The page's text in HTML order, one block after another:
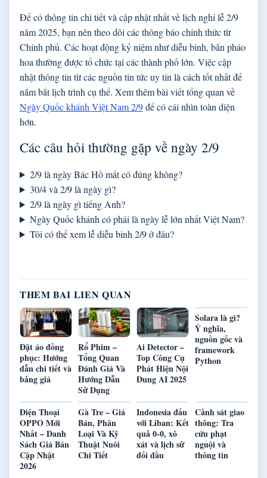
Để có thông tin chi tiết và cập nhật nhất về lịch nghỉ lễ 2/9
năm 2025, bạn nên theo dõi các thông báo chính thức từ
Chính phủ. Các hoạt động kỷ niệm như diễu binh, bắn pháo
hoa thường được tổ chức tại các thành phố lớn. Việc cập
nhật thông tin từ các nguồn tin tức uy tín là cách tốt nhất để
nắm bắt lịch trình cụ thể. Xem thêm bài viết tổng quan về
Ngày Quốc khánh Việt Nam 2/9để có cái nhìn toàn diện
hơn.
Các câu hỏi thường gặp về ngày 2/9
2/9 là ngày Bác Hồ mất có đúng không?
30/4 và 2/9 là ngày gì?
2/9 là ngày gì tiếng Anh?
Ngày Quốc khánh có phải là ngày lễ lớn nhất Việt Nam?
Tôi có thể xem lễ diễu binh 2/9 ở đâu?
THEM BAI LIEN QUAN
Đặt áo đồng
phục: Hướng
dẫn chi tiết và
bảng giá
Rổ Phim –
Tổng Quan
Đánh Giá Và
Hướng Dẫn
Sử Dụng
Ai Detector –
Top Công Cụ
Phát Hiện Nội
Dung AI 2025
Solara là gì?
Ý nghĩa,
nguồn gốc và
framework
Python
Điện Thoại
OPPO Mới
Nhất – Danh
Sách Giá Bán
Cập Nhật
2026
Gà Tre – Giá
Bán, Phân
Loại Và Kỹ
Thuật Nuôi
Chi Tiết
Indonesia đấu
với Liban: Kết
quả 0-0, xô
xát và lịch sử
đối đầu
Cảnh sát giao
thông: Tra
cứu phạt
nguội và
thông tin